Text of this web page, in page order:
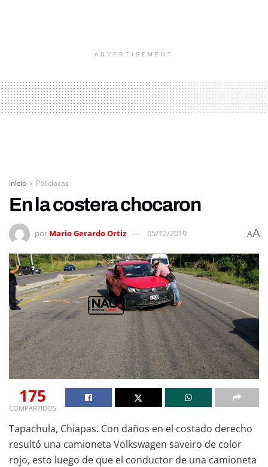
ADVERTISEMENT
Inicio Policiacas
En la costera chocaron
por Mario Gerardo Ortiz 05/12/2019 AA
175
COMPARTIDOS
Tapachula, Chiapas. Con daños en el costado derecho
resultó una camioneta Volkswagen saveiro de color
rojo, esto luego de que el conductor de una camioneta